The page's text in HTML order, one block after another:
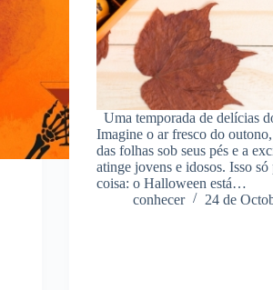
Uma temporada de delícias
Imagine o ar fresco do
das folhas sob seus pés e a
atinge jovens e idosos. Isso
coisa: o Halloween está…
conhecer
24 de